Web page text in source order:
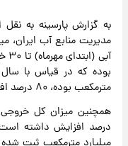
به گزارش پارسینه به
مدیریت منابع آب ایران،
مترمکعب بوده، ۸۰ درصد افزایش داشته است.